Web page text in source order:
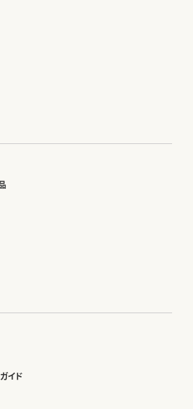
イド